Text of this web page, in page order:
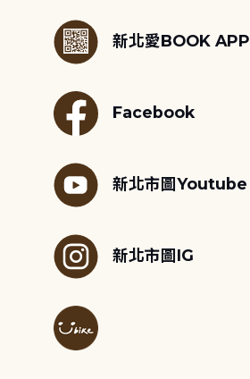
新北愛BOOK APP
Facebook
新北市圖Youtube
新北市圖IG